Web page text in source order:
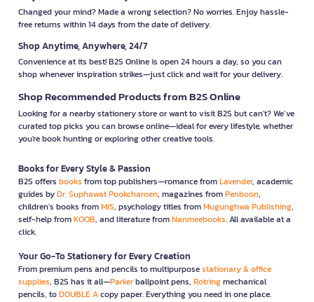
Changed your mind? Made a wrong selection? No worries. Enjoy hassle-
free returns within 14 days from the date of delivery.
Shop Anytime, Anywhere, 24/7
Convenience at its best! B2S Online is open 24 hours a day, so you can
shop whenever inspiration strikes—just click and wait for your delivery.
Shop Recommended Products from B2S Online
Looking for a nearby stationery store or want to visit B2S but can't? We’ve
curated top picks you can browse online—ideal for every lifestyle, whether
you're book hunting or exploring other creative tools.
Books for Every Style & Passion
B2S offers books from top publishers—romance fromLavender, academic
guides byDr. Suphawat Pookcharoen, magazines fromPenboon,
children’s books fromMIS, psychology titles fromMugunghwa Publishing,
self-help fromKOOB, and literature fromNanmeebooks. All available at a
click.
Your Go-To Stationery for Every Creation
From premium pens and pencils to multipurposestationary & office
supplies, B2S has it all—Parkerballpoint pens, Rotringmechanical
pencils, toDOUBLE Acopy paper. Everything you need in one place.